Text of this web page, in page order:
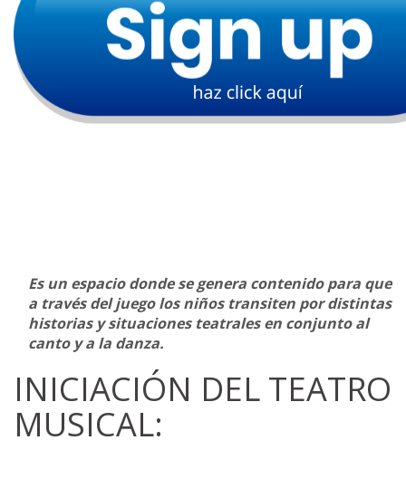
Es un espacio donde se genera contenido para que
a través del juego los niños transiten por distintas
historias y situaciones teatrales en conjunto al
canto y a la danza.
INICIACIÓN DEL TEATRO
MUSICAL: